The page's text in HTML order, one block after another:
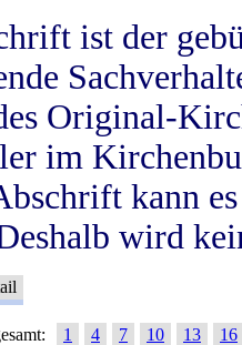
ist der
Original-
im
kann
wird
1 4 7 10 13
16